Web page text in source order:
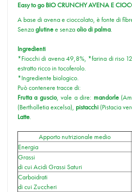
Easy to go BIO CRUNCHY AVENA E
A base di avena e cioccolato, è fonte di
Senzaglutinee senzaolio di palma.
Ingredienti
*Fiocchi di avena 49,8%, *farina di riso
estratto ricco in tocoferolo.
*Ingrediente biologico.
Può contenere tracce di:
Frutta a guscio, vale a dire: mandorle
(Bertholletia excelsa), pistacchi (Pistacia
Latte.
Apporto nutrizionale medio
Energia
Grassi
di cui Acidi Grassi Saturi
Carboidrati
di cui Zuccheri